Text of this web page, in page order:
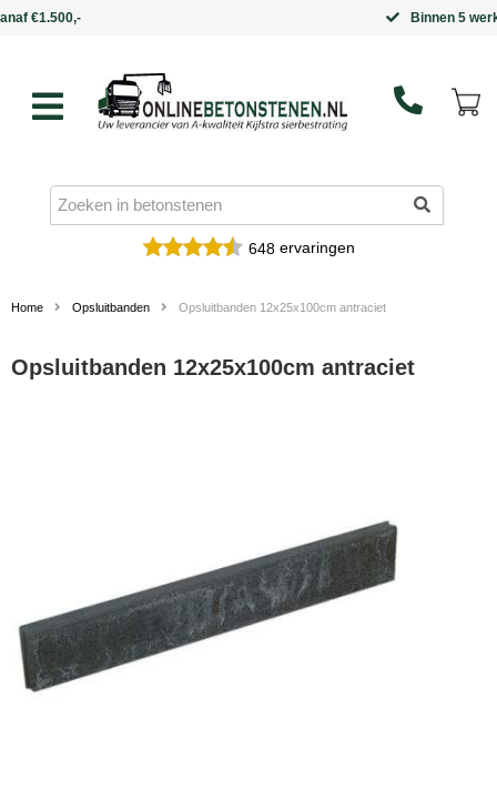
648ervaringen
Home Opsluitbanden Opsluitbanden 12x25x100cm antraciet
Opsluitbanden 12x25x100cm antraciet